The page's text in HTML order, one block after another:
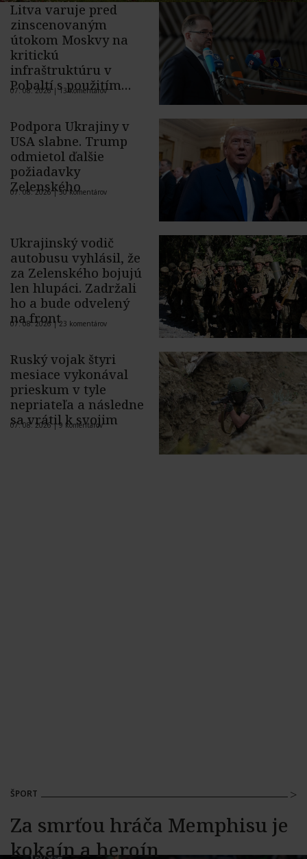
Litva varuje pred
zinscenovaným
útokom Moskvy na
kritickú
infraštruktúru v
Pobaltí s použitím
ukrajinského dronu
07. 08. 2026 |13 komentárov
Podpora Ukrajiny v
USA slabne. Trump
odmietol ďalšie
požiadavky
Zelenského
07. 08. 2026 |50 komentárov
Ukrajinský vodič
autobusu vyhlásil, že
za Zelenského bojujú
len hlupáci. Zadržali
ho a bude odvelený
na front
07. 08. 2026 |23 komentárov
Ruský vojak štyri
mesiace vykonával
prieskum v tyle
nepriateľa a následne
sa vrátil k svojim
07. 08. 2026 |9 komentárov
ŠPORT